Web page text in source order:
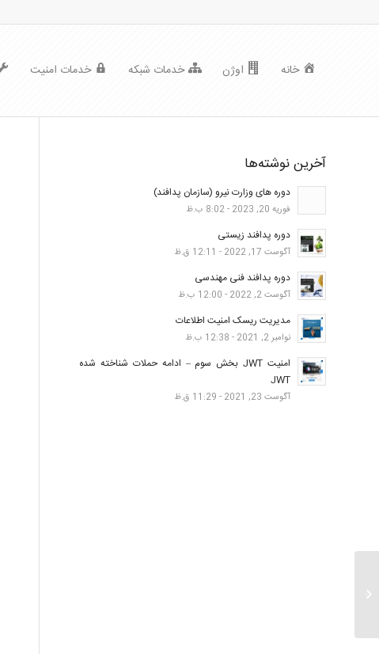
خانه اوژن خدمات شبکه خدمات امنیت
آخرین نوشته‌ها
دوره های وزارت نیرو (سازمان پدافند)
فوریه 20, 2023 - 8:02 ب.ظ
دوره پدافند زیستی
آگوست 17, 2022 - 12:11 ق.ظ
دوره پدافند فنی مهندسی
آگوست 2, 2022 - 12:00 ب.ظ
مدیریت ریسک امنیت اطلاعات
نوامبر 2, 2021 - 12:38 ب.ظ
امنیت JWT بخش سوم – ادامه حملات شناخته شده
JWT
آگوست 23, 2021 - 11:29 ق.ظ